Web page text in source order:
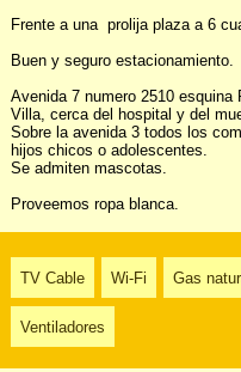
Frente a una  prolija plaza a 6
Buen y seguro estacionamiento.
Avenida 7 numero 2510
Villa, cerca del hospital y del
Sobre la avenida 3 todos los
hijos chicos o adolescentes.
Se admiten mascotas.
Proveemos ropa blanca.
TV Cable Wi-Fi Gas
Ventiladores